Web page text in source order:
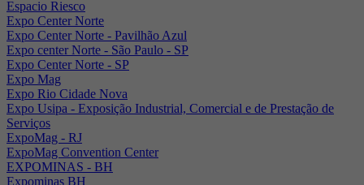
Espacio Riesco
Expo Center Norte
Expo Center Norte - Pavilhão Azul
Expo center Norte - São Paulo - SP
Expo Center Norte - SP
Expo Mag
Expo Rio Cidade Nova
Expo Usipa - Exposição Industrial, Comercial e de Prestação de
Serviços
ExpoMag - RJ
ExpoMag Convention Center
EXPOMINAS - BH
Expominas BH